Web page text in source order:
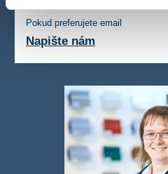
Pokud preferujete email
Napište nám